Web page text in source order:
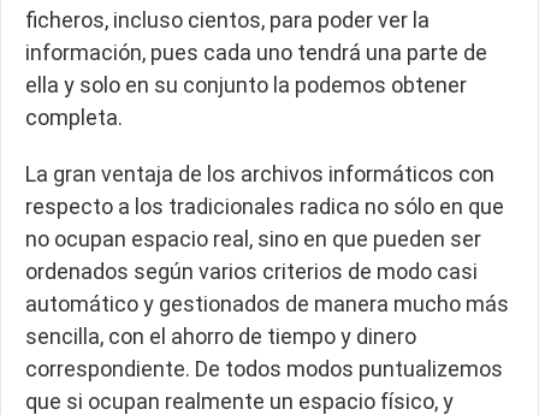
ficheros, incluso cientos, para poder ver la
información, pues cada uno tendrá una parte de
ella y solo en su conjunto la podemos obtener
completa.
La gran ventaja de los archivos informáticos con
respecto a los tradicionales radica no sólo en que
no ocupan espacio real, sino en que pueden ser
ordenados según varios criterios de modo casi
automático y gestionados de manera mucho más
sencilla, con el ahorro de tiempo y dinero
correspondiente. De todos modos puntualizemos
que si ocupan realmente un espacio físico, y